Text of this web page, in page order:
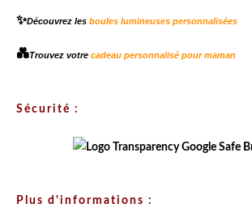
✨Découvrez les boules lumineuses personnalisées
💑Trouvez votre cadeau personnalisé pour maman
Sécurité :
Plus d'informations :